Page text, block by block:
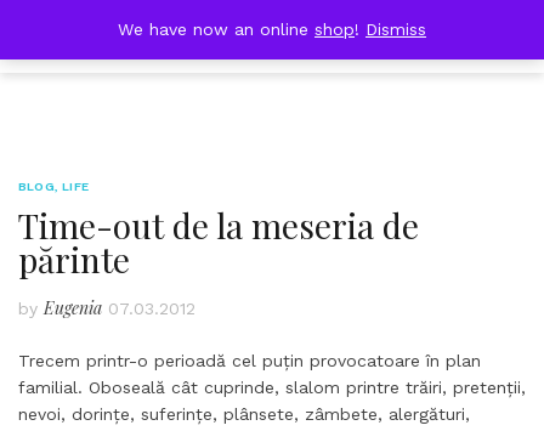
content
DOBRESTII
BLOG ,LIFE
Time-out de la meseria de
părinte
by Eugenia 07.03.2012
Trecem printr-o perioadă cel puțin provocatoare în plan
familial. Oboseală cât cuprinde, slalom printre trăiri, pretenții,
nevoi, dorințe, suferințe, plânsete, zâmbete, alergături,
We have now an online shop! Dismiss